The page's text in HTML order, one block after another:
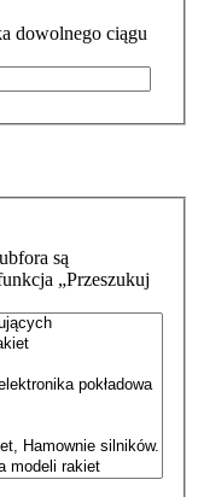
dowolnego ciągu
są
„Przeszukuj